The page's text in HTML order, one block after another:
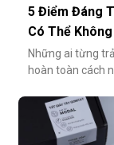
5 Điểm Đáng
Có Thể
Những ai từng
hoàn toàn cách
modal cao cấp
nhưng lại ảnh
ngày.Chất liệu